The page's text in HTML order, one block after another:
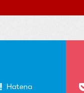
Hatena